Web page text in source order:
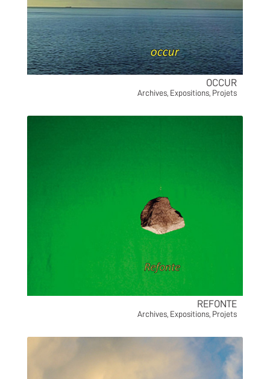
OCCUR
Archives, Expositions, Projets
REFONTE
Archives, Expositions, Projets